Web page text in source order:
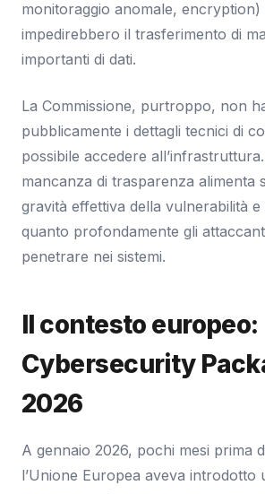
monitoraggio anomale, encryption)
impedirebbero il trasferimento di
importanti di dati.
La Commissione, purtroppo, non
pubblicamente i dettagli tecnici di
possibile accedere
mancanza di trasparenza alimenta
gravità effettiva della vulnerabilità
quanto profondamente gli
penetrare nei sistemi.
Il contesto europeo:
Cybersecurity
2026
A gennaio 2026, pochi mesi prima
l’Unione Europea aveva introdotto